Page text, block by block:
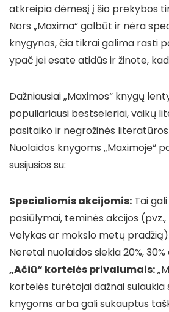
atkreipia dėmesį į šio prekybos
Nors „Maxima“ galbūt ir nėra
knygynas, čia tikrai galima rasti
ypač jei esate atidūs ir žinote,
Dažniausiai „Maximos“ knygų
populiariausi bestseleriai, vaikų
pasitaiko ir negrožinės
Nuolaidos knygoms „Maximoje“
susijusios su:
Specialiomis akcijomis: Tai
pasiūlymai, teminės akcijos (pvz.,
Velykas ar mokslo metų
Neretai nuolaidos siekia 20%,
„Ačiū“ kortelės privalumais:
kortelės turėtojai dažnai
knygoms arba gali sukauptus